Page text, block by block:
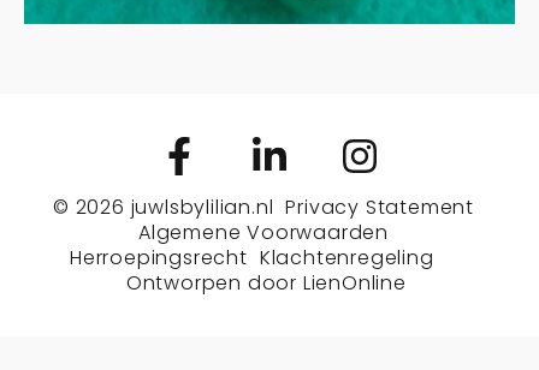
© 2026 juwlsbylilian.nl Privacy Statement
Algemene Voorwaarden
Herroepingsrecht Klachtenregeling
Ontworpen door LienOnline